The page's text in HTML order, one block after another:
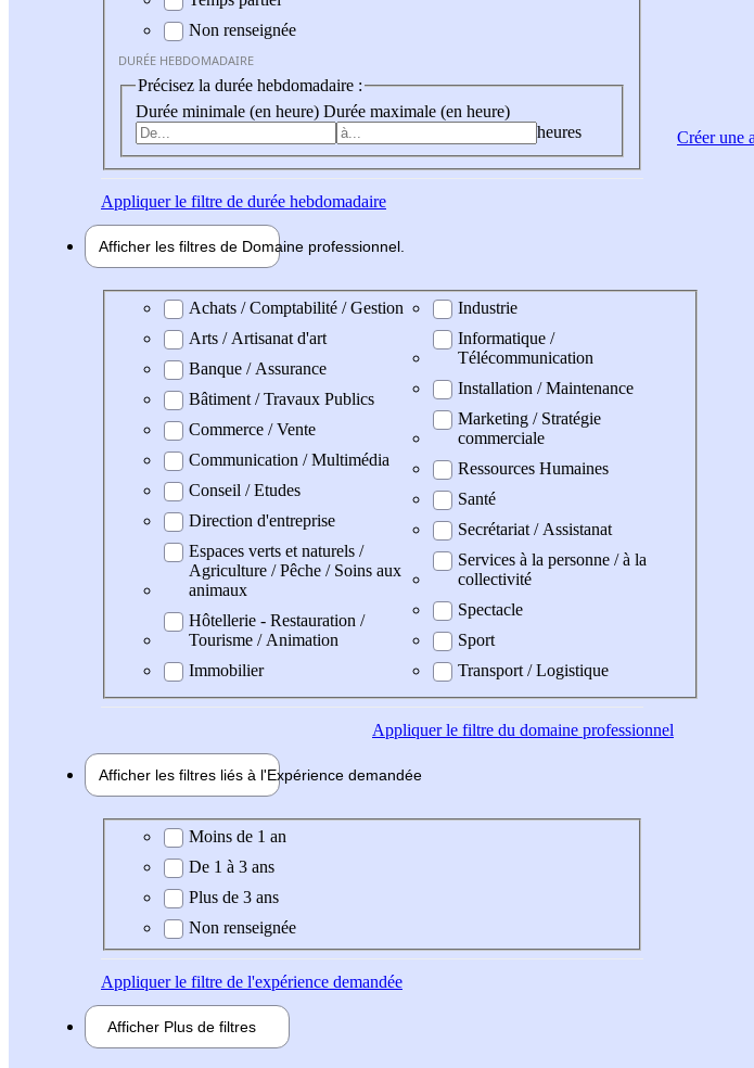
Non renseignée
DURÉE HEBDOMADAIRE
Précisez la durée hebdomadaire :
Durée minimale (en heure) Durée maximale (en heure)
heures
Appliquerle filtre de durée hebdomadaire
Afficher les filtres de Domaine professionnel
Domaine professionel
Achats / Comptabilité / Gestion
Arts / Artisanat d'art
Banque / Assurance
Bâtiment / Travaux Publics
Commerce / Vente
Communication / Multimédia
Conseil / Etudes
Direction d'entreprise
Espaces verts et naturels /
Agriculture / Pêche / Soins aux
animaux
Hôtellerie - Restauration /
Tourisme / Animation
Immobilier
Industrie
Informatique /
Télécommunication
Installation / Maintenance
Marketing / Stratégie
commerciale
Ressources Humaines
Santé
Secrétariat / Assistanat
Services à la personne / à la
collectivité
Spectacle
Sport
Transport / Logistique
Appliquerle filtre du domaine professionnel
Afficher les filtres liés à l'Expérience demandée
Expérience demandée
Moins de 1 an
De 1 à 3 ans
Plus de 3 ans
Non renseignée
Appliquerle filtre de l'expérience demandée
Afficher Plus de filtres
Créer une